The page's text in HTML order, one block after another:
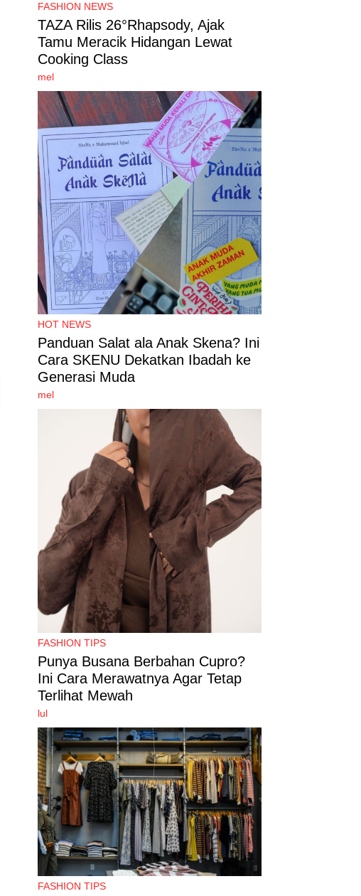
FASHION NEWS
TAZA Rilis 26°Rhapsody, Ajak
Tamu Meracik Hidangan Lewat
Cooking Class
mel
HOT NEWS
Panduan Salat ala Anak Skena? Ini
Cara SKENU Dekatkan Ibadah ke
Generasi Muda
mel
FASHION TIPS
Punya Busana Berbahan Cupro?
Ini Cara Merawatnya Agar Tetap
Terlihat Mewah
lul
FASHION TIPS